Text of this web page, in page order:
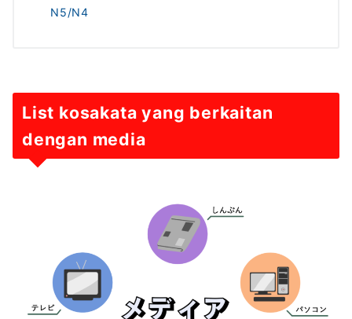
N5/N4
List kosakata yang berkaitan
dengan media